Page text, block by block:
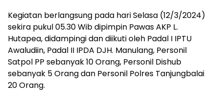
Kegiatan berlangsung pada hari Selasa (12/3/2024)
sekira pukul 05.30 Wib dipimpin Pawas AKP L.
Hutapea, didampingi dan diikuti oleh Padal I IPTU
Awaludiin, Padal II IPDA DJH. Manulang, Personil
Satpol PP sebanyak 10 Orang, Personil Dishub
sebanyak 5 Orang dan Personil Polres Tanjungbalai
20 Orang.